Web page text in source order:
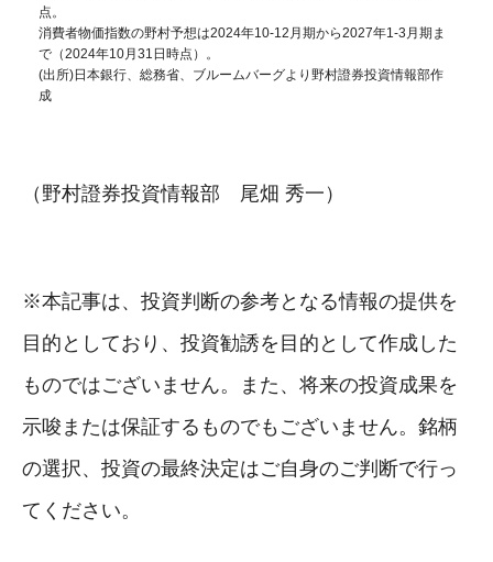
点。
消費者物価指数の野村予想は2024年10-12月期から2027年1-3月期ま
で（2024年10月31日時点）。
(出所)日本銀行、総務省、ブルームバーグより野村證券投資情報部作
成
（野村證券投資情報部 尾畑 秀一）
※本記事は、投資判断の参考となる情報の提供を
目的としており、投資勧誘を目的として作成した
ものではございません。また、将来の投資成果を
示唆または保証するものでもございません。銘柄
の選択、投資の最終決定はご自身のご判断で行っ
てください。